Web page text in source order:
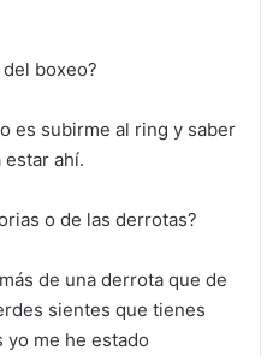
boxeo?
es subirme al ring y saber
ahí.
o de las derrotas?
de una derrota que de
sientes que tienes
yo me he estado